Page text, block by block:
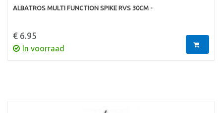
ALBATROS MULTI FUNCTION SPIKE RVS 30CM -
€ 6.95
In voorraad